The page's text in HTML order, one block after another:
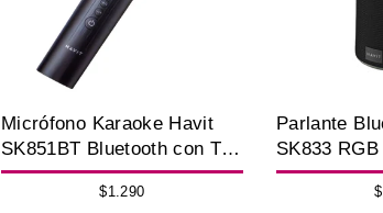
Micrófono Karaoke Havit
SK851BT Bluetooth con TF
Portátil
$1.290
Parlante
SK833
Waterproof